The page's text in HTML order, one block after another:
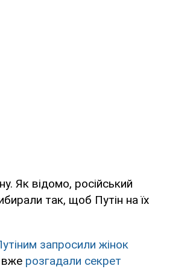
Як відомо, російський
так, щоб Путін на їх
запросили жінок
вже розгадали секрет